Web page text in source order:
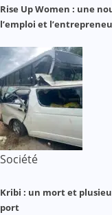
Rise Up Women : une
l’emploi et
Société
Kribi : un mort et
port